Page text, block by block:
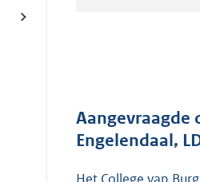
Aangevraagde
Engelendaal,